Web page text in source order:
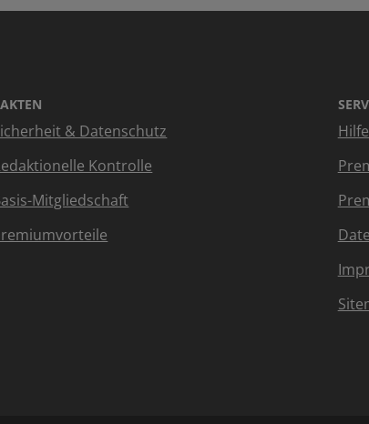
& Datenschutz
Kontrolle
Mitgliedschaft